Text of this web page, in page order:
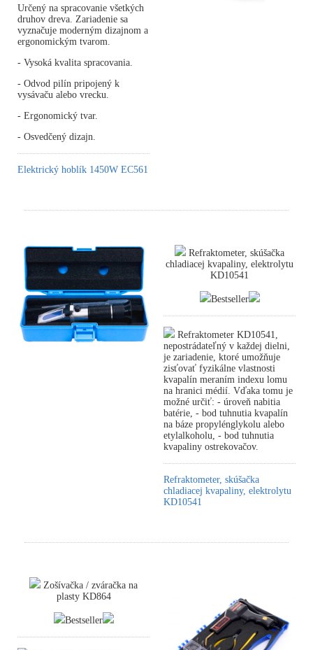
Určený na spracovanie všetkých
druhov dreva. Zariadenie sa
vyznačuje moderným dizajnom a
ergonomickým tvarom.
- Vysoká kvalita spracovania.
- Odvod pilín pripojený k
vysávaču alebo vrecku.
- Ergonomický tvar.
- Osvedčený dizajn.
Elektrický hoblík 1450W EC561
Refraktometer, skúšačka
chladiacej kvapaliny, elektrolytu
KD10541
Bestseller
Refraktometer KD10541,
nepostrádateľný v každej dielni,
je zariadenie, ktoré umožňuje
zisťovať fyzikálne vlastnosti
kvapalín meraním indexu lomu
na hranici médií. Vďaka tomu je
možné určiť: - úroveň nabitia
batérie, - bod tuhnutia kvapalín
na báze propylénglykolu alebo
etylalkoholu, - bod tuhnutia
kvapaliny ostrekovačov.
Refraktometer, skúšačka
chladiacej kvapaliny, elektrolytu
KD10541
Zošívačka / zváračka na
plasty KD864
Bestseller